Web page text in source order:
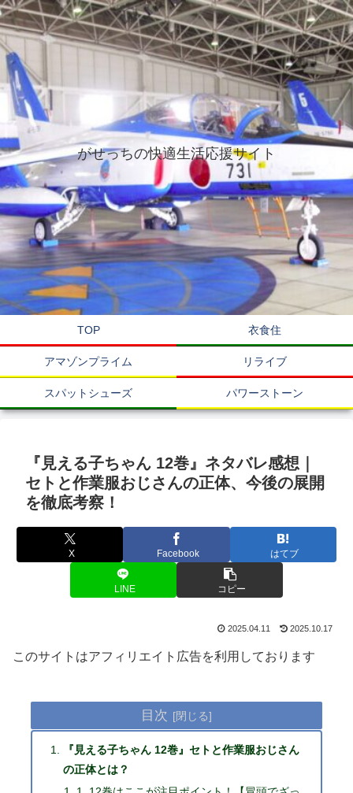
がせっちの快適生活応援サイト
TOP 衣食住
アマゾンプライム リライブ
スパットシューズ パワーストーン
『見える子ちゃん 12巻』ネタバレ感想｜
セトと作業服おじさんの正体、今後の展開
を徹底考察！
X Facebook はてブ
LINE コピー
2025.04.11 2025.10.17
このサイトはアフィリエイト広告を利用しております
目次
『見える子ちゃん 12巻』セトと作業服おじさん
の正体とは？